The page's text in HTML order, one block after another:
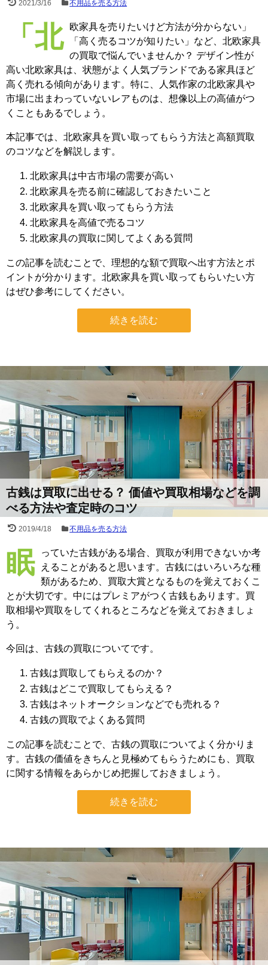
2021/3/16 不用品を売る方法
「北欧家具を売りたいけど方法が分からない」
「高く売るコツが知りたい」など、北欧家具
の買取で悩んでいませんか？ デザイン性が
高い北欧家具は、状態がよく人気ブランドである家具ほど
高く売れる傾向があります。特に、人気作家の北欧家具や
市場に出まわっていないレアものは、想像以上の高値がつ
くこともあるでしょう。
本記事では、北欧家具を買い取ってもらう方法と高額買取
のコツなどを解説します。
北欧家具は中古市場の需要が高い
北欧家具を売る前に確認しておきたいこと
北欧家具を買い取ってもらう方法
北欧家具を高値で売るコツ
北欧家具の買取に関してよくある質問
この記事を読むことで、理想的な額で買取へ出す方法とポ
イントが分かります。北欧家具を買い取ってもらいたい方
はぜひ参考にしてください。
続きを読む
古銭は買取に出せる？ 価値や買取相場などを調
べる方法や査定時のコツ
2019/4/18 不用品を売る方法
眠っていた古銭がある場合、買取が利用できないか考
えることがあると思います。古銭にはいろいろな種
類があるため、買取大賞となるものを覚えておくこ
とが大切です。中にはプレミアがつく古銭もあります。買
取相場や買取をしてくれるところなどを覚えておきましょ
う。
今回は、古銭の買取についてです。
古銭は買取してもらえるのか？
古銭はどこで買取してもらえる？
古銭はネットオークションなどでも売れる？
古銭の買取でよくある質問
この記事を読むことで、古銭の買取についてよく分かりま
す。古銭の価値をきちんと見極めてもらうためにも、買取
に関する情報をあらかじめ把握しておきましょう。
続きを読む